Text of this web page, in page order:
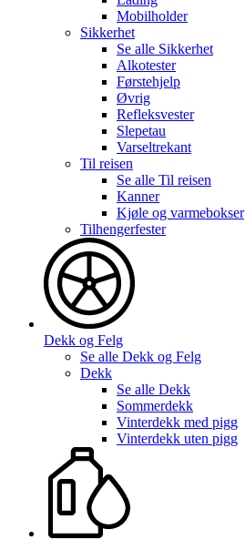
Mobilholder
Sikkerhet
Se alle Sikkerhet
Alkotester
Førstehjelp
Øvrig
Refleksvester
Slepetau
Varseltrekant
Til reisen
Se alle Til reisen
Kanner
Kjøle og varmebokser
Tilhengerfester
Dekk og Felg
Se alle Dekk og Felg
Dekk
Se alle Dekk
Sommerdekk
Vinterdekk med pigg
Vinterdekk uten pigg